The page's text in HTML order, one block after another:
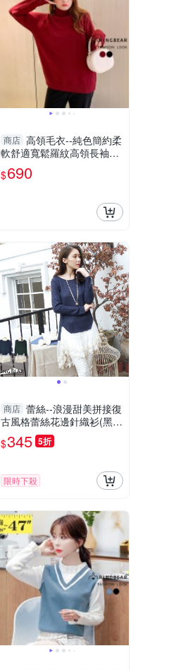
商店 高領毛衣--純色簡約柔
軟舒適寬鬆羅紋高領長袖針
織毛衣(黑.紅L-5L)-X575眼
圈熊中大尺碼
$690
商店 蕾絲--浪漫甜美拼接復
古風格蕾絲花邊針織衫(黑.
藍XL-5L)-A211眼圈熊中大
尺碼
$345 5折
限時下殺